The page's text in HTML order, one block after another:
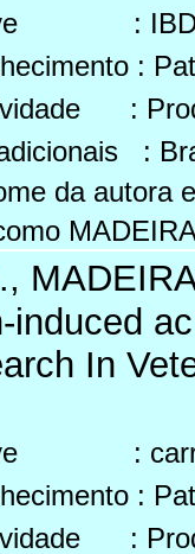
: IBDV,
:
:
:
da
induced
In
:
:
: